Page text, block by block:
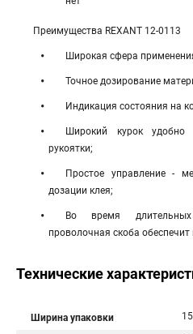
Преимущества REXANT 12-0113
Широкая сфера
Точное дозирование
Индикация состояния на
Широкий курок
рукоятки;
Простое управление -
дозации клея;
Во время
проволочная скоба обеспечит
Технические
Ширина упаковки